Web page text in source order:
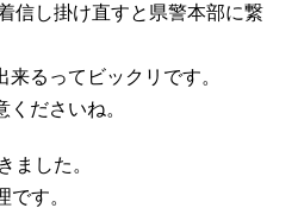
信し掛け直すと県警本部に繋
るってビックリです。
ださいね。
ました。
す。